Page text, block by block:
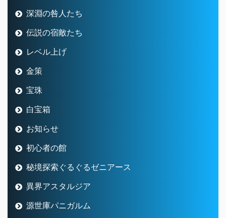
深淵の咎人たち
伝説の宿敵たち
レベル上げ
金策
宝珠
白宝箱
お知らせ
初心者の館
秘境探索ぐるぐるゼニアース
異界アスタルジア
源世庫パニガルム